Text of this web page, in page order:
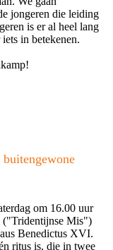
jongeren die leiding
is er al heel lang
in betekenen.
om 16.00 uur
("Tridentijnse Mis")
Benedictus XVI.
ritus is, die in twee